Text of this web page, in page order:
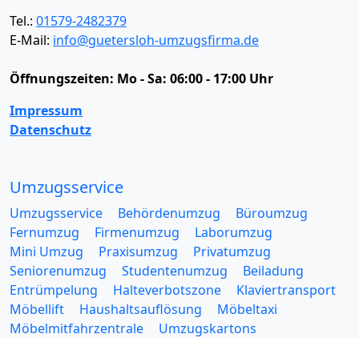
Tel.: 01579-2482379
E-Mail: info@guetersloh-umzugsfirma.de
Öffnungszeiten: Mo - Sa: 06:00 - 17:00 Uhr
Impressum
Datenschutz
Umzugsservice
Umzugsservice Behördenumzug
Büroumzug
Fernumzug
Firmenumzug
Laborumzug
Mini Umzug
Praxisumzug
Privatumzug
Seniorenumzug
Studentenumzug
Beiladung
Entrümpelung
Halteverbotszone
Klaviertransport
Möbellift
Haushaltsauflösung
Möbeltaxi
Möbelmitfahrzentrale
Umzugskartons